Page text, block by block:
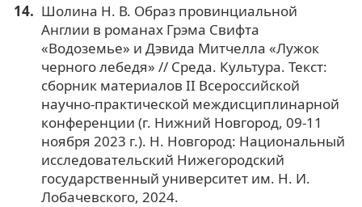
Шолина Н. В. Образ провинциальной
Англии в романах Грэма Свифта
«Водоземье» и Дэвида Митчелла «Лужок
черного лебедя» // Среда. Культура. Текст:
сборник материалов II Всероссийской
научно-практической междисциплинарной
конференции (г. Нижний Новгород, 09-11
ноября 2023 г.). Н. Новгород: Национальный
исследовательский Нижегородский
государственный университет им. Н. И.
Лобачевского, 2024.